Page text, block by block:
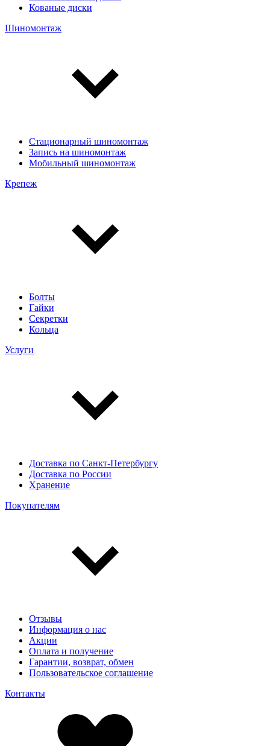
Кованые диски
Шиномонтаж
Стационарный шиномонтаж
Запись на шиномонтаж
Мобильный шиномонтаж
Крепеж
Болты
Гайки
Секретки
Кольца
Услуги
Доставка по Санкт-Петербургу
Доставка по России
Хранение
Покупателям
Отзывы
Информация о нас
Акции
Оплата и получение
Гарантии, возврат, обмен
Пользовательское соглашение
Контакты